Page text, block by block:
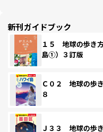
新刊ガイドブック
１５ 地球の歩き
島①）３訂版
Ｃ０２ 地球の歩
８
Ｊ３３ 地球の歩